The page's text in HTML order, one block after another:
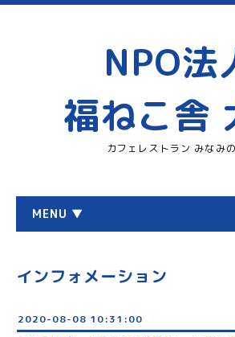
NPO法
福ねこ舎
カフェレストラン みなみ
MENU ▼
インフォメーション
2020-08-08 10:31:00